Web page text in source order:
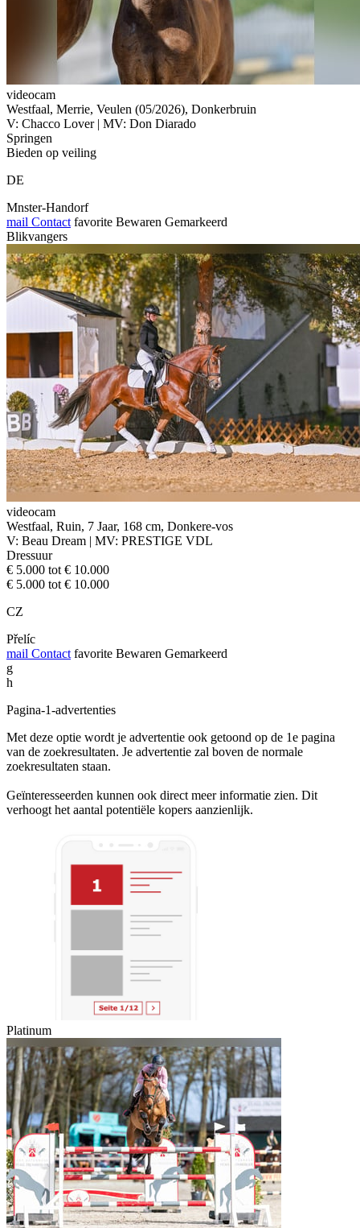
videocam
Westfaal, Merrie, Veulen (05/2026), Donkerbruin
V: Chacco Lover | MV: Don Diarado
Springen
Bieden op veiling
DE
Mnster-Handorf
mail Contact favorite Bewaren Gemarkeerd
Blikvangers
videocam
Westfaal, Ruin, 7 Jaar, 168 cm, Donkere-vos
V: Beau Dream | MV: PRESTIGE VDL
Dressuur
€ 5.000 tot € 10.000
€ 5.000 tot € 10.000
CZ
Přelíc
mail Contact favorite Bewaren Gemarkeerd
g
h
Pagina-1-advertenties
Met deze optie wordt je advertentie ook getoond op de 1e pagina
van de zoekresultaten. Je advertentie zal boven de normale
zoekresultaten staan.
Geïnteresseerden kunnen ook direct meer informatie zien. Dit
verhoogt het aantal potentiële kopers aanzienlijk.
Platinum